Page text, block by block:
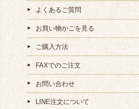
よくあるご質問
お買い物かごを見る
ご購入方法
FAXでのご注文
お問い合わせ
LINE注文について